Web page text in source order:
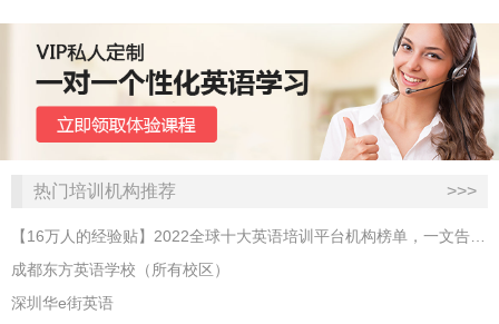
热门培训机构推荐 >>>
成都东方英语学校（所有校区）
深圳华e街英语